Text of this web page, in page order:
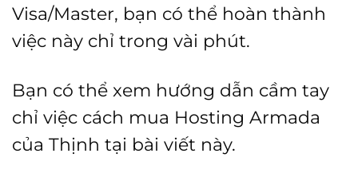
Visa/Master, bạn có thể hoàn thành
việc này chỉ trong vài phút.
Bạn có thể xem hướng dẫn cầm tay
chỉ việc cách mua Hosting Armada
của Thịnh tại bài viết này.